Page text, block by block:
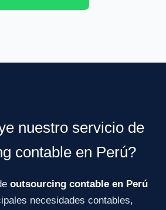
nuestro servicio de
contable en Perú?
outsourcing contable en Perú
necesidades contables,